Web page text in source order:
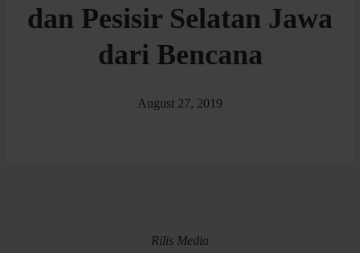
dan Pesisir Selatan Jawa
dari Bencana
August 27, 2019
Rilis Media